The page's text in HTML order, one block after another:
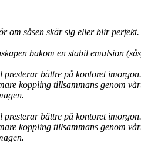
om såsen skär sig eller blir perfekt.
bakom en stabil emulsion
bättre på kontoret imorgon.
koppling tillsammans genom
bättre på kontoret imorgon.
koppling tillsammans genom